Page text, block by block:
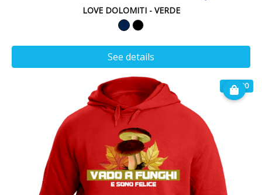
LOVE DOLOMITI - VERDE
See details
€ 32.90